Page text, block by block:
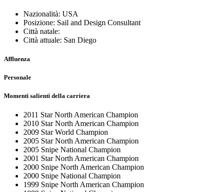
Nazionalità: USA
Posizione: Sail and Design Consultant
Città natale:
Città attuale: San Diego
Affluenza
Personale
Momenti salienti della carriera
2011 Star North American Champion
2010 Star North American Champion
2009 Star World Champion
2005 Star North American Champion
2005 Snipe National Champion
2001 Star North American Champion
2000 Snipe North American Champion
2000 Snipe National Champion
1999 Snipe North American Champion